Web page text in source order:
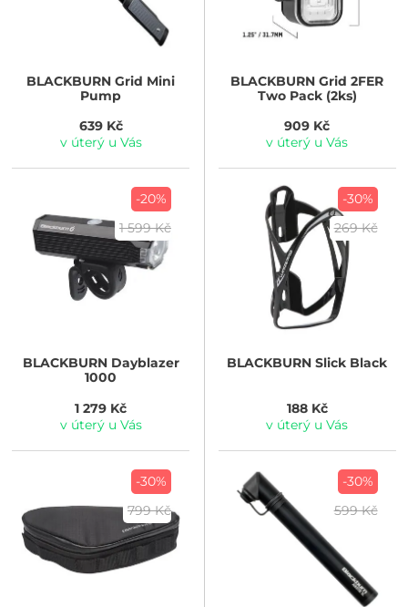
BLACKBURN Grid Mini
Pump
639 Kč
v úterý u Vás
BLACKBURN Grid 2FER
Two Pack (2ks)
909 Kč
v úterý u Vás
-20%
1 599 Kč
BLACKBURNDayblazer
1000
1 279 Kč
v úterý u Vás
-30%
269 Kč
BLACKBURN Slick Black
188 Kč
v úterý u Vás
-30%
799 Kč
-30%
599 Kč